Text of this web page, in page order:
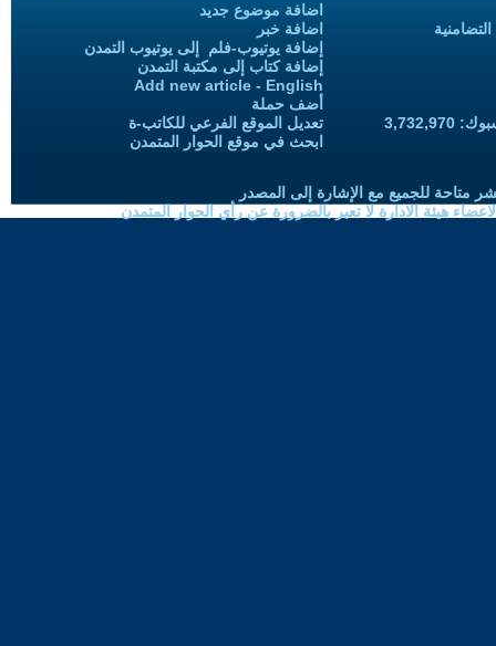
اضافة موضوع جديد
اضافة خبر
إضافة يوتيوب-فلم إلى يوتيوب التمدن
إضافة كتاب إلى مكتبة التمدن
Add new article - English
أضف حملة
تعديل الموقع الفرعي للكاتب-ة
ابحث في موقع الحوار المتمدن
متاحة للجميع مع الإشارة إلى المصدر
هيئة الادارة لا تعبر بالضرورة عن رأي الحوار المتمدن